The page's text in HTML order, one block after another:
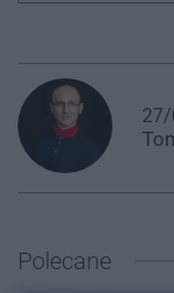
Polecane